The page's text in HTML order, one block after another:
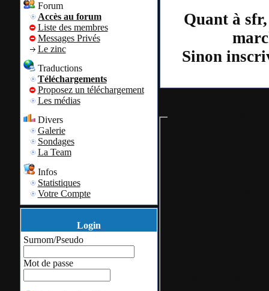
Forum
Accès au forum
Liste des membres
Messages Privés
Le zinc
Traductions
Téléchargements
Proposez un téléchargement
Les médias
Divers
Galerie
Sondages
La Team
Infos
Statistiques
Votre Compte
Login
Surnom/Pseudo
Mot de passe
Quant à
Sinon